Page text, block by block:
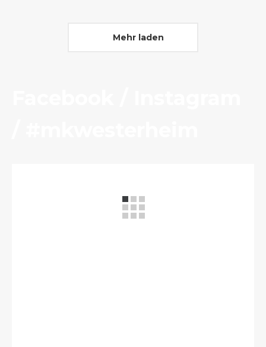
Mehr laden